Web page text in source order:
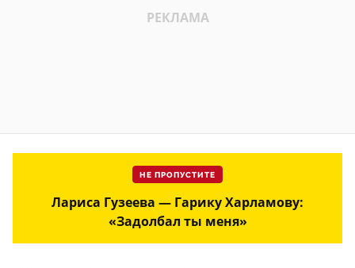
НЕ ПРОПУСТИТЕ
Лариса Гузеева — Гарику Харламову:
«Задолбал ты меня»